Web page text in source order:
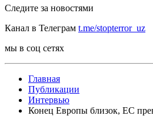
Следите за новостями
Канал в Телеграм t.me/stopterror_uz
мы в соц сетях
Главная
Публикации
Интервью
Конец Европы близок, ЕС